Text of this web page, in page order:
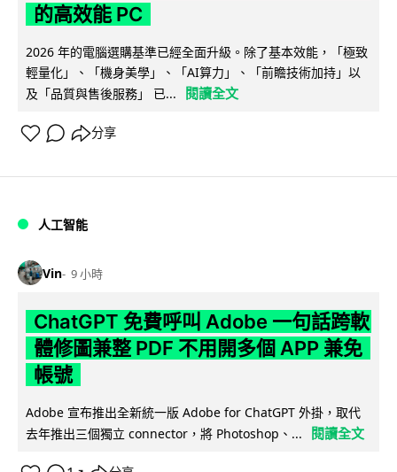
的高效能 PC
2026 年的電腦選購基準已經全面升級。除了基本效能，「極致
輕量化」、「機身美學」、「AI算力」、「前瞻技術加持」以
及「品質與售後服務」 已...
閱讀全文
分享
人工智能
Vin 9 小時
ChatGPT 免費呼叫 Adobe 一句話跨軟
體修圖兼整 PDF 不用開多個 APP 兼免
帳號
Adobe 宣布推出全新統一版 Adobe for ChatGPT 外掛，取代
去年推出三個獨立 connector，將 Photoshop、...
閱讀全文